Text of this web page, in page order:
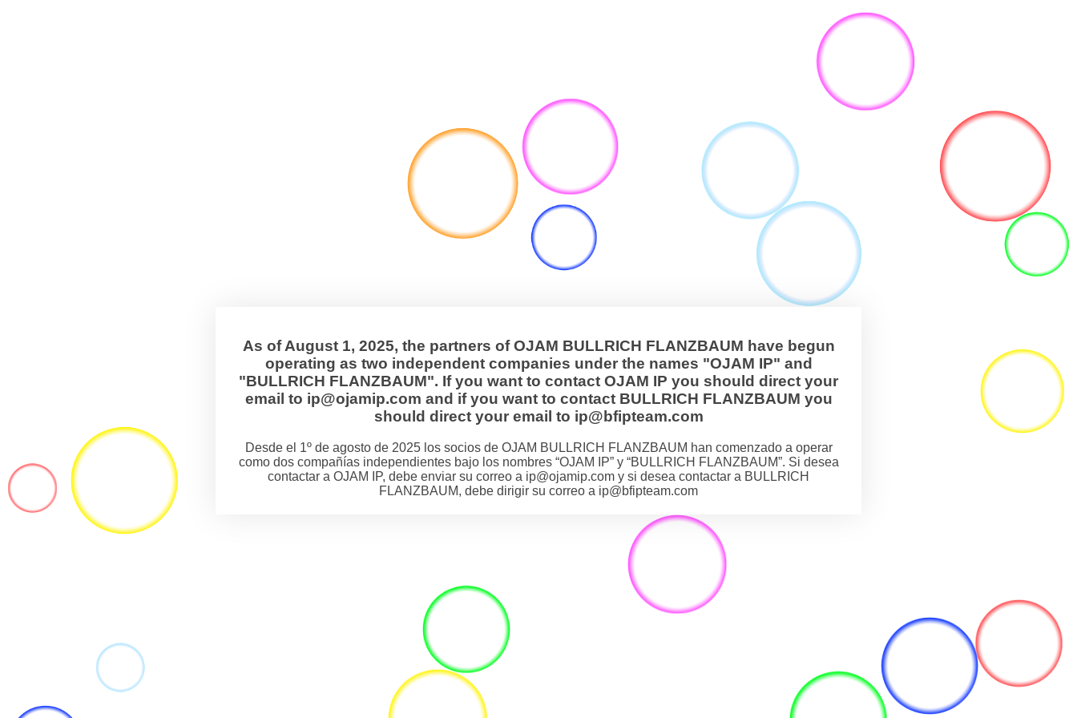
As of August 1, 2025, the partners of OJAM BULLRICH FLANZBAUM have begun
operating as two independent companies under the names "OJAM IP" and
"BULLRICH FLANZBAUM". If you want to contact OJAM IP you should direct your
email to ip@ojamip.com and if you want to contact BULLRICH FLANZBAUM you
should direct your email to ip@bfipteam.com
Desde el 1º de agosto de 2025 los socios de OJAM BULLRICH FLANZBAUM han comenzado a operar
como dos compañías independientes bajo los nombres “OJAM IP” y “BULLRICH FLANZBAUM”. Si desea
contactar a OJAM IP, debe enviar su correo a ip@ojamip.com y si desea contactar a BULLRICH
FLANZBAUM, debe dirigir su correo a ip@bfipteam.com